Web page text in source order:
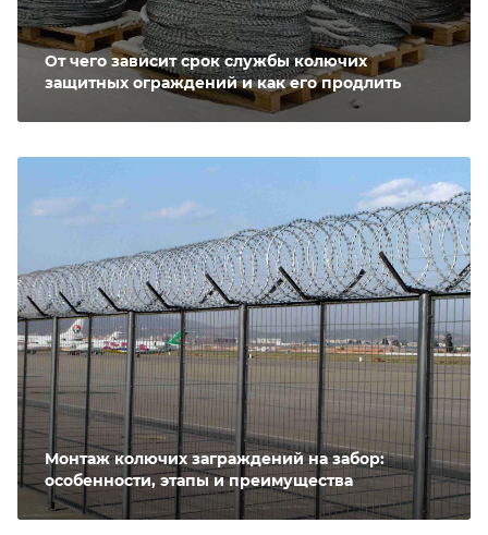
От чего зависит срок службы колючих
защитных ограждений и как его продлить
Монтаж колючих заграждений на забор:
особенности, этапы и преимущества